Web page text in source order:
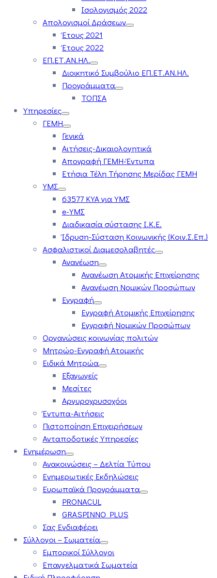
Ισολογισμός 2022
Απολογισμοί Δράσεων
Έτους 2021
Έτους 2022
ΕΠ.ΕΤ.ΑΝ.ΗΛ.
Διοικητικό Συμβούλιο ΕΠ.ΕΤ.ΑΝ.ΗΛ.
Προγράμματα
ΤΟΠΣΑ
Υπηρεσίες
ΓΕΜΗ
Γενικά
Αιτήσεις-Δικαιολογητικά
Απογραφή ΓΕΜΗ-Έντυπα
Ετήσια Τέλη Τήρησης Μερίδας ΓΕΜΗ
ΥΜΣ
63577 ΚΥΑ για ΥΜΣ
e-ΥΜΣ
Διαδικασία σύστασης Ι.Κ.Ε.
Ίδρυση-Σύσταση Κοινωνικής (Κοιν.Σ.Επ.)
Ασφαλιστικοί Διαμεσολαβητές
Ανανέωση
Ανανέωση Ατομικής Επιχείρησης
Ανανέωση Νομικών Προσώπων
Εγγραφή
Εγγραφή Ατομικής Επιχείρησης
Εγγραφή Νομικών Προσώπων
Οργανώσεις κοινωνίας πολιτών
Μητρώο-Εγγραφή Ατομικής
Ειδικά Μητρώα
Εξαγωγείς
Μεσίτες
Αργυροχρυσοχόοι
Έντυπα-Αιτήσεις
Πιστοποίηση Επιχειρήσεων
Ανταποδοτικές Υπηρεσίες
Ενημέρωση
Ανακοινώσεις – Δελτία Τύπου
Ενημερωτικές Εκδηλώσεις
Ευρωπαϊκά Προγράμματα
PRONACUL
GRASPINNO PLUS
Σας Ενδιαφέρει
Σύλλογοι – Σωματεία
Εμπορικοί Σύλλογοι
Επαγγελματικά Σωματεία